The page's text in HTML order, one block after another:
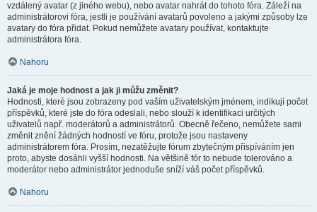
vzdálený avatar (z jiného webu), nebo avatar nahrát do tohoto fóra. Záleží na
administrátorovi fóra, jestli je používání avatarů povoleno a jakými způsoby lze
avatary do fóra přidat. Pokud nemůžete avatary používat, kontaktujte
administrátora fóra.
Nahoru
Jaká je moje hodnost a jak ji můžu změnit?
Hodnosti, které jsou zobrazeny pod vaším uživatelským jménem, indikují počet
příspěvků, které jste do fóra odeslali, nebo slouží k identifikaci určitých
uživatelů např. moderátorů a administrátorů. Obecně řečeno, nemůžete sami
změnit znění žádných hodností ve fóru, protože jsou nastaveny
administrátorem fóra. Prosím, nezatěžujte fórum zbytečným přispíváním jen
proto, abyste dosáhli vyšší hodnosti. Na většině fór to nebude tolerováno a
moderátor nebo administrátor jednoduše sníží váš počet příspěvků.
Nahoru